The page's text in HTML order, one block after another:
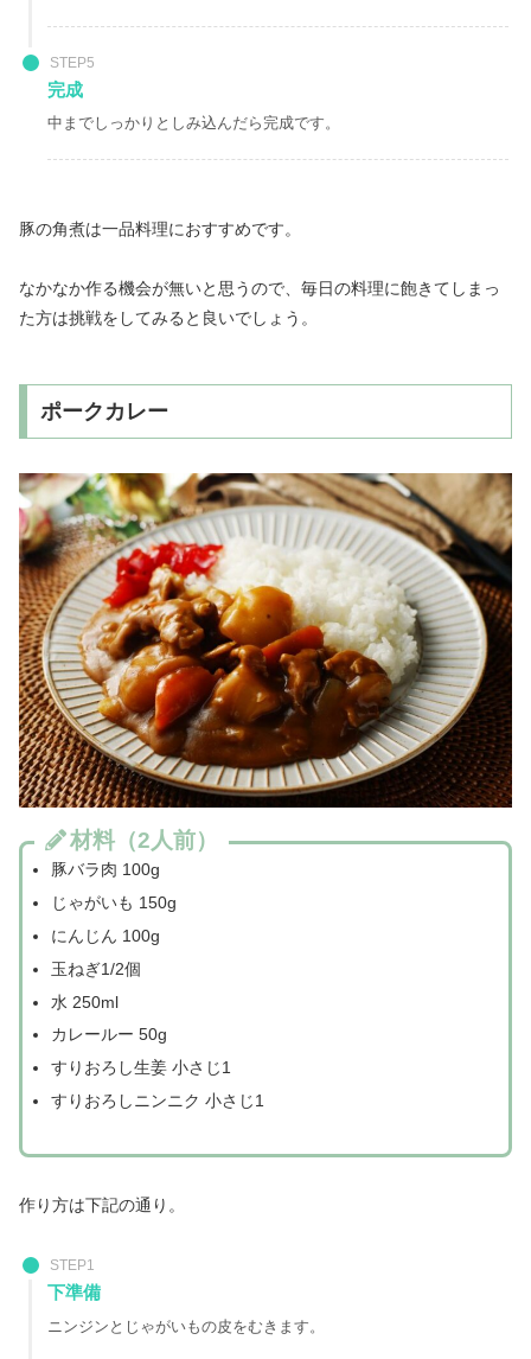
STEP5
完成
中までしっかりとしみ込んだら完成です。
豚の角煮は一品料理におすすめです。
なかなか作る機会が無いと思うので、毎日の料理に飽きてしまっ
た方は挑戦をしてみると良いでしょう。
ポークカレー
材料（2人前）
豚バラ肉 100g
じゃがいも 150g
にんじん 100g
玉ねぎ1/2個
水 250ml
カレールー 50g
すりおろし生姜 小さじ1
すりおろしニンニク 小さじ1
作り方は下記の通り。
STEP1
下準備
ニンジンとじゃがいもの皮をむきます。